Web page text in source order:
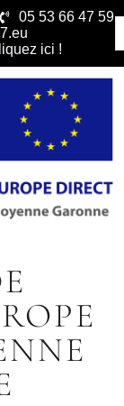
05 53 66 47 59
ici !